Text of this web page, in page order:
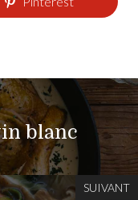
blanc
SUIVANT